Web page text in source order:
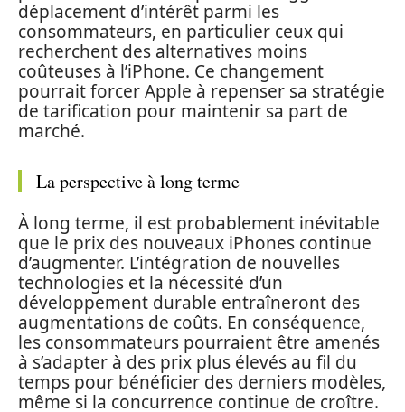
déplacement d’intérêt parmi les
consommateurs, en particulier ceux qui
recherchent des alternatives moins
coûteuses à l’iPhone. Ce changement
pourrait forcer Apple à repenser sa stratégie
de tarification pour maintenir sa part de
marché.
La perspective à long terme
À long terme, il est probablement inévitable
que le prix des nouveaux iPhones continue
d’augmenter. L’intégration de nouvelles
technologies et la nécessité d’un
développement durable entraîneront des
augmentations de coûts. En conséquence,
les consommateurs pourraient être amenés
à s’adapter à des prix plus élevés au fil du
temps pour bénéficier des derniers modèles,
même si la concurrence continue de croître.